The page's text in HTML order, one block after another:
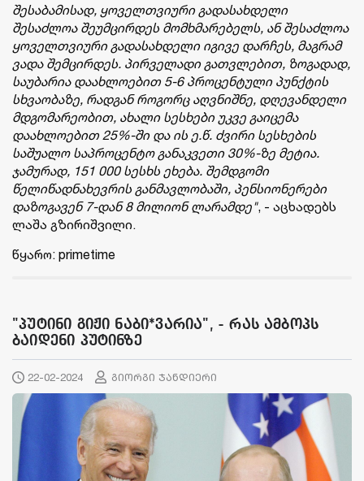
შესაბამისად, ყოველთვიური გადასახდელი
შესაძლოა შეუმცირდეს მომხმარებელს, ან შესაძლოა
ყოველთვიური გადასახდელი იგივე დარჩეს, მაგრამ
ვადა შემცირდეს. პირველადი გათვლებით, ზოგადად,
საუბარია დაახლოებით 5-6 პროცენტული პუნქტის
სხვაობაზე, რადგან როგორც აღვნიშნე, დღევანდელი
მდგომარეობით, ახალი სესხები უკვე გაიცემა
დაახლოებით 25%-ში და ის ე.წ. ძვირი სესხების
საშუალო საპროცენტო განაკვეთი 30%-ზე მეტია.
ჯამურად, 151 000 სესხს ეხება. შემდგომი
წელიწადნახევრის განმავლობაში, პენსიონერები
დაზოგავენ 7-დან 8 მილიონ ლარამდე", - აცხადებს
ლაშა გზირიშვილი.
წყარო: primetime
"პუტინი გიჟი ნაბი*ვარია", - რას ამბოპს
ბაიდენი პუტინზე
22-02-2024 გიორგი ჯანდიერი